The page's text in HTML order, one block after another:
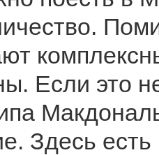
Если это
Здесь